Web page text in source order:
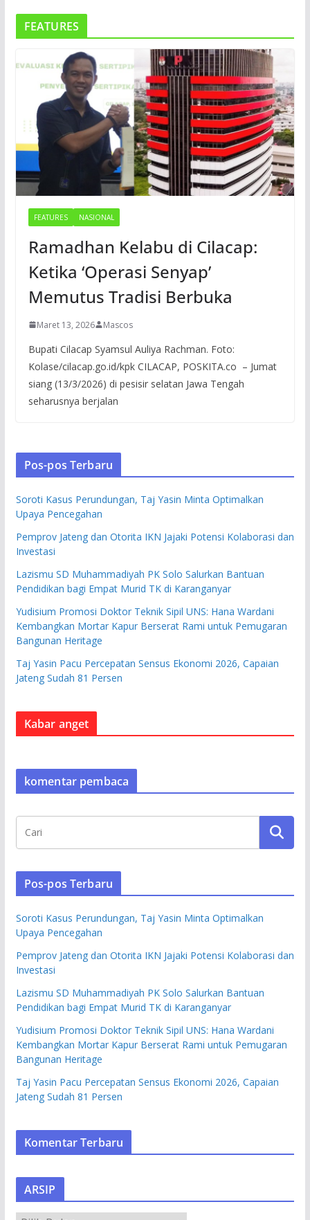
FEATURES
FEATURES NASIONAL
Ramadhan Kelabu di Cilacap:
Ketika ‘Operasi Senyap’
Memutus Tradisi Berbuka
Maret 13, 2026 Mascos
Bupati Cilacap Syamsul Auliya Rachman. Foto:
Kolase/cilacap.go.id/kpk CILACAP, POSKITA.co – Jumat
siang (13/3/2026) di pesisir selatan Jawa Tengah
seharusnya berjalan
Pos-pos Terbaru
Soroti Kasus Perundungan, Taj Yasin Minta Optimalkan
Upaya Pencegahan
Pemprov Jateng dan Otorita IKN Jajaki Potensi Kolaborasi dan
Investasi
Lazismu SD Muhammadiyah PK Solo Salurkan Bantuan
Pendidikan bagi Empat Murid TK di Karanganyar
Yudisium Promosi Doktor Teknik Sipil UNS: Hana Wardani
Kembangkan Mortar Kapur Berserat Rami untuk Pemugaran
Bangunan Heritage
Taj Yasin Pacu Percepatan Sensus Ekonomi 2026, Capaian
Jateng Sudah 81 Persen
Kabar anget
komentar pembaca
Pos-pos Terbaru
Soroti Kasus Perundungan, Taj Yasin Minta Optimalkan
Upaya Pencegahan
Pemprov Jateng dan Otorita IKN Jajaki Potensi Kolaborasi dan
Investasi
Lazismu SD Muhammadiyah PK Solo Salurkan Bantuan
Pendidikan bagi Empat Murid TK di Karanganyar
Yudisium Promosi Doktor Teknik Sipil UNS: Hana Wardani
Kembangkan Mortar Kapur Berserat Rami untuk Pemugaran
Bangunan Heritage
Taj Yasin Pacu Percepatan Sensus Ekonomi 2026, Capaian
Jateng Sudah 81 Persen
Komentar Terbaru
ARSIP